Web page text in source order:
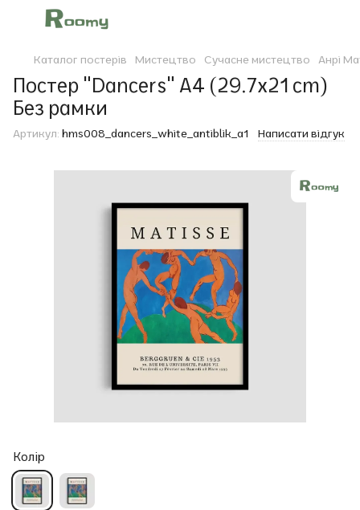
Каталог постерів Мистецтво Сучасне мистецтво Анрі
Постер "Dancers" A4 (29.7x21 cm)
Без рамки
Артикул: hms008_dancers_white_antiblik_a1 Написати відгук
Колір